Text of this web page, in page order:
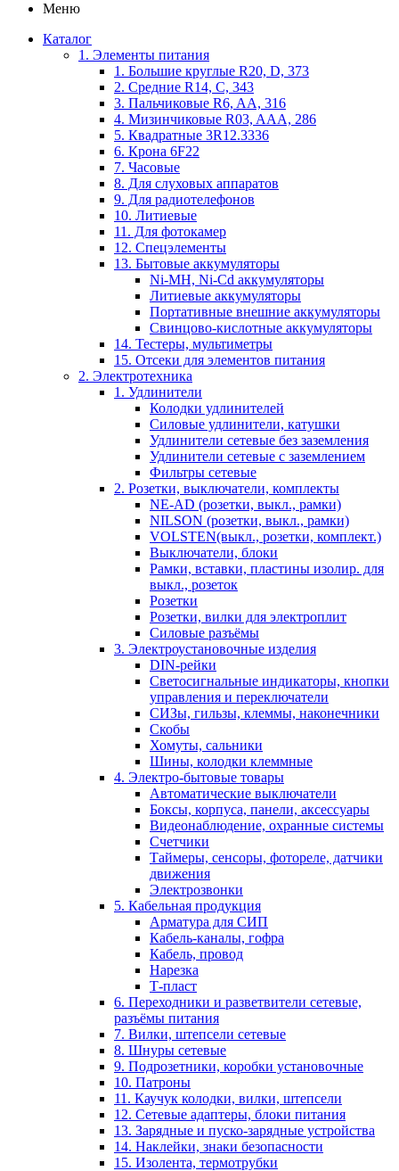
Меню
Каталог
1. Элементы питания
1. Большие круглые R20, D, 373
2. Средние R14, C, 343
3. Пальчиковые R6, AA, 316
4. Мизинчиковые R03, AAA, 286
5. Квадратные 3R12.3336
6. Крона 6F22
7. Часовые
8. Для слуховых аппаратов
9. Для радиотелефонов
10. Литиевые
11. Для фотокамер
12. Спецэлементы
13. Бытовые аккумуляторы
Ni-MH, Ni-Cd аккумуляторы
Литиевые аккумуляторы
Портативные внешние аккумуляторы
Свинцово-кислотные аккумуляторы
14. Тестеры, мультиметры
15. Отсеки для элементов питания
2. Электротехника
1. Удлинители
Колодки удлинителей
Силовые удлинители, катушки
Удлинители сетевые без заземления
Удлинители сетевые с заземлением
Фильтры сетевые
2. Розетки, выключатели, комплекты
NE-AD (розетки, выкл., рамки)
NILSON (розетки, выкл., рамки)
VOLSTEN(выкл., розетки, комплект.)
Выключатели, блоки
Рамки, вставки, пластины изолир. для
выкл., розеток
Розетки
Розетки, вилки для электроплит
Силовые разъёмы
3. Электроустановочные изделия
DIN-рейки
Светосигнальные индикаторы, кнопки
управления и переключатели
СИЗы, гильзы, клеммы, наконечники
Скобы
Хомуты, сальники
Шины, колодки клеммные
4. Электро-бытовые товары
Автоматические выключатели
Боксы, корпуса, панели, аксессуары
Видеонаблюдение, охранные системы
Счетчики
Таймеры, сенсоры, фотореле, датчики
движения
Электрозвонки
5. Кабельная продукция
Арматура для СИП
Кабель-каналы, гофра
Кабель, провод
Нарезка
Т-пласт
6. Переходники и разветвители сетевые,
разъёмы питания
7. Вилки, штепсели сетевые
8. Шнуры сетевые
9. Подрозетники, коробки установочные
10. Патроны
11. Каучук колодки, вилки, штепсели
12. Сетевые адаптеры, блоки питания
13. Зарядные и пуско-зарядные устройства
14. Наклейки, знаки безопасности
15. Изолента, термотрубки